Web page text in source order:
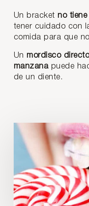
Un bracket no
tener cuidado con
comida para que
Unmordisco
manzanapuede
de un diente.